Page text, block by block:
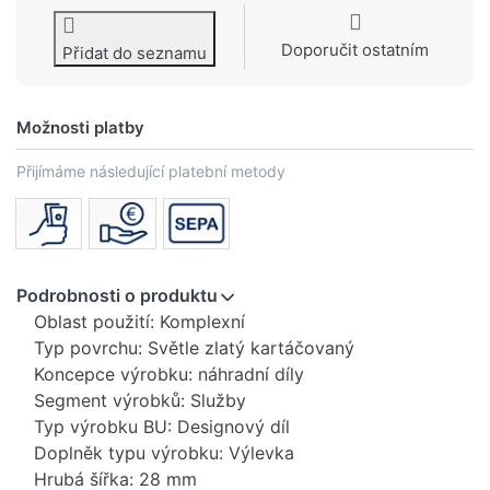
Přidat do seznamu Doporučit ostatním
Možnosti platby
Přijímáme následující platební metody
Podrobnosti o produktu
Oblast použití: Komplexní
Typ povrchu: Světle zlatý kartáčovaný
Koncepce výrobku: náhradní díly
Segment výrobků: Služby
Typ výrobku BU: Designový díl
Doplněk typu výrobku: Výlevka
Hrubá šířka: 28 mm